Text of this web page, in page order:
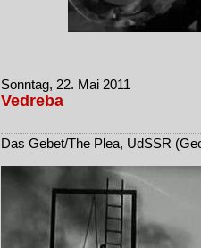
Sonntag, 22. Mai 2011
Vedreba
Das Gebet/The Plea, UdSSR